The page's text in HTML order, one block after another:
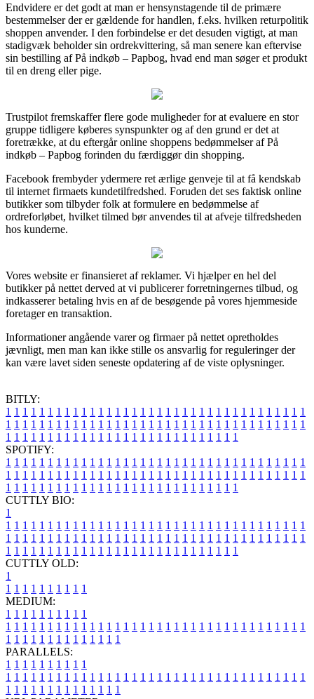
Endvidere er det godt at man er hensynstagende til de primære
bestemmelser der er gældende for handlen, f.eks. hvilken returpolitik
shoppen anvender. I den forbindelse er det desuden vigtigt, at man
stadigvæk beholder sin ordrekvittering, så man senere kan eftervise
sin bestilling af På indkøb – Papbog, hvad end man søger et produkt
til en dreng eller pige.
Trustpilot fremskaffer flere gode muligheder for at evaluere en stor
gruppe tidligere køberes synspunkter og af den grund er det at
foretrække, at du eftergår online shoppens bedømmelser af På
indkøb – Papbog forinden du færdiggør din shopping.
Facebook frembyder ydermere ret ærlige genveje til at få kendskab
til internet firmaets kundetilfredshed. Foruden det ses faktisk online
butikker som tilbyder folk at formulere en bedømmelse af
ordreforløbet, hvilket tilmed bør anvendes til at afveje tilfredsheden
hos kunderne.
Vores website er finansieret af reklamer. Vi hjælper en hel del
butikker på nettet derved at vi publicerer forretningernes tilbud, og
indkasserer betaling hvis en af de besøgende på vores hjemmeside
foretager en transaktion.
Informationer angående varer og firmaer på nettet opretholdes
jævnligt, men man kan ikke stille os ansvarlig for reguleringer der
kan være lavet siden seneste opdatering af de viste oplysninger.
BITLY:
1 1 1 1 1 1 1 1 1 1 1 1 1 1 1 1 1 1 1 1 1 1 1 1 1 1 1 1 1 1 1 1 1 1 1 1
1 1 1 1 1 1 1 1 1 1 1 1 1 1 1 1 1 1 1 1 1 1 1 1 1 1 1 1 1 1 1 1 1 1 1 1
1 1 1 1 1 1 1 1 1 1 1 1 1 1 1 1 1 1 1 1 1 1 1 1 1 1 1 1
SPOTIFY:
1 1 1 1 1 1 1 1 1 1 1 1 1 1 1 1 1 1 1 1 1 1 1 1 1 1 1 1 1 1 1 1 1 1 1 1
1 1 1 1 1 1 1 1 1 1 1 1 1 1 1 1 1 1 1 1 1 1 1 1 1 1 1 1 1 1 1 1 1 1 1 1
1 1 1 1 1 1 1 1 1 1 1 1 1 1 1 1 1 1 1 1 1 1 1 1 1 1 1 1
CUTTLY BIO:
1
1 1 1 1 1 1 1 1 1 1 1 1 1 1 1 1 1 1 1 1 1 1 1 1 1 1 1 1 1 1 1 1 1 1 1 1
1 1 1 1 1 1 1 1 1 1 1 1 1 1 1 1 1 1 1 1 1 1 1 1 1 1 1 1 1 1 1 1 1 1 1 1
1 1 1 1 1 1 1 1 1 1 1 1 1 1 1 1 1 1 1 1 1 1 1 1 1 1 1 1
CUTTLY OLD:
1
1 1 1 1 1 1 1 1 1 1
MEDIUM:
1 1 1 1 1 1 1 1 1 1
1 1 1 1 1 1 1 1 1 1 1 1 1 1 1 1 1 1 1 1 1 1 1 1 1 1 1 1 1 1 1 1 1 1 1 1
1 1 1 1 1 1 1 1 1 1 1 1 1 1
PARALLELS:
1 1 1 1 1 1 1 1 1 1
1 1 1 1 1 1 1 1 1 1 1 1 1 1 1 1 1 1 1 1 1 1 1 1 1 1 1 1 1 1 1 1 1 1 1 1
1 1 1 1 1 1 1 1 1 1 1 1 1 1